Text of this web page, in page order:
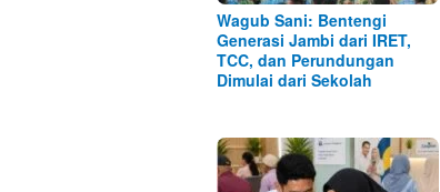
Wagub Sani: Bentengi
Generasi Jambi dari IRET,
TCC, dan Perundungan
Dimulai dari Sekolah